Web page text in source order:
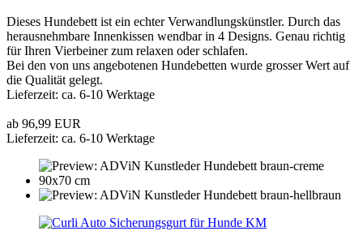
Dieses Hundebett ist ein echter Verwandlungskünstler. Durch das
herausnehmbare Innenkissen wendbar in 4 Designs. Genau richtig
für Ihren Vierbeiner zum relaxen oder schlafen.
Bei den von uns angebotenen Hundebetten wurde grosser Wert auf
die Qualität gelegt.
Lieferzeit: ca. 6-10 Werktage
ab 96,99 EUR
Lieferzeit: ca. 6-10 Werktage
KM